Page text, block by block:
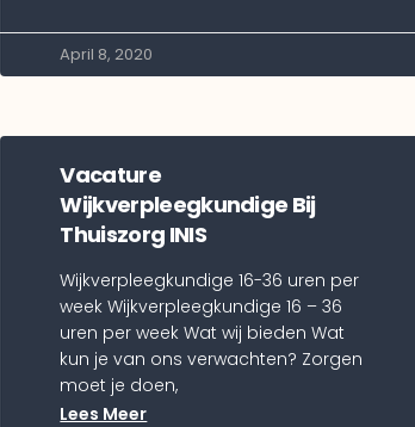
April 8, 2020
Vacature
Wijkverpleegkundige Bij
Thuiszorg INIS
Wijkverpleegkundige 16-36 uren per
week Wijkverpleegkundige 16 – 36
uren per week Wat wij bieden Wat
kun je van ons verwachten? Zorgen
moet je doen,
Lees Meer